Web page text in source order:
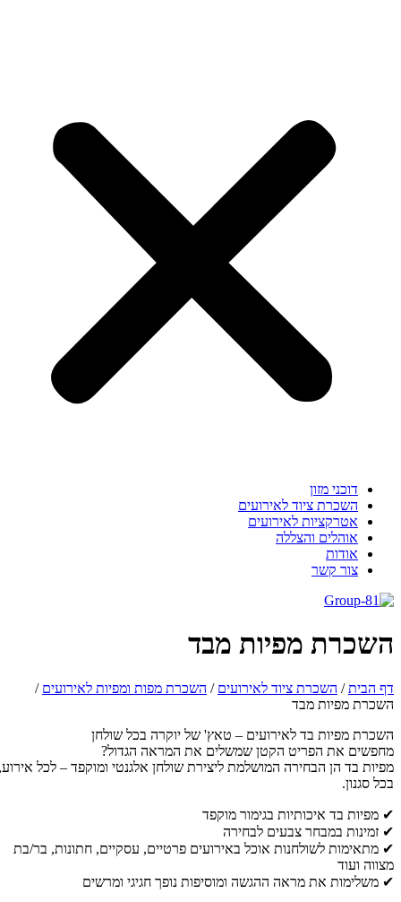
דוכני מזון
השכרת ציוד לאירועים
אטרקציות לאירועים
אוהלים והצללה
אודות
צור קשר
מפיות מבד
הבית/השכרת ציוד לאירועים/השכרת מפות ומפיות לאירועים/
מפיות מבד
מפיות בד לאירועים – טאץ' של יוקרה בכל שולחן
את הפריט הקטן שמשלים את המראה הגדול?
בד הן הבחירה המושלמת ליצירת שולחן אלגנטי ומוקפד – לכל אירוע,
סגנון.
בד איכותיות בגימור מוקפד
במבחר צבעים לבחירה
לשולחנות אוכל באירועים פרטיים, עסקיים, חתונות, בר/בת
ועוד
את מראה ההגשה ומוסיפות נופך חגיגי ומרשים